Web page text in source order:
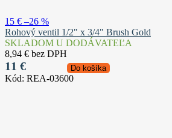
15 € –26 %
Rohový ventil 1/2" x 3/4" Brush Gold
SKLADOM U DODÁVATEĽA
8,94 € bez DPH
11 € Do košíka
Kód: REA-03600